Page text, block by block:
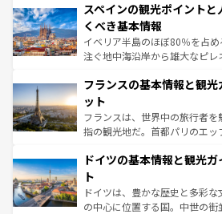
ろん、トスカーナの美しい田
景など、自然景観も見逃せない
ピザやパスタなど、絶品のイ
できる。朝目覚めてから夜眠る
なお、新着のイタリア情報はコ
しい。
スペインの観光ポイント
くべき基本情報
イベリア半島のほぼ80％を占
注ぐ地中海沿岸から雄大なピレ
文化が根付くこの国では、情熱
れる闘牛、そして美味しいタパ
る。首都マドリードの洗練さ
アートに溢れた街角から、地方
せる。地方によって風土や気候
ンテンツ一覧 を参照してほしい。
フランスの基本情報と観
ット
フランスは、世界中の旅行者
指の観光地だ。首都パリのエッ
で、幅広い魅力が詰まっている
聖堂、美しいビーチ、そして豊
から魅了する。また、フラン
れ、フランス料理はユネスコ
ドイツの基本情報と観光
ト
ドイツは、豊かな歴史と多彩
の中心に位置する国。中世の